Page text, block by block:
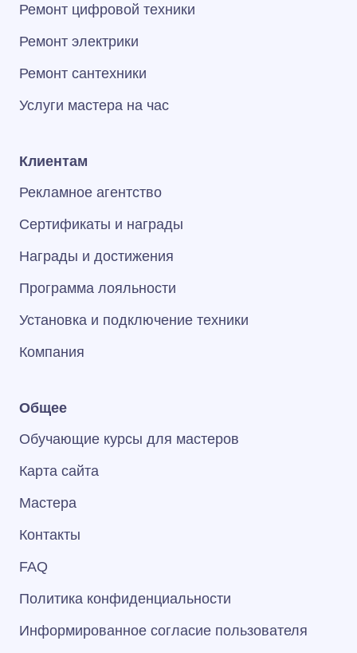
Ремонт цифровой техники
Ремонт электрики
Ремонт сантехники
Услуги мастера на час
Клиентам
Рекламное агентство
Сертификаты и награды
Награды и достижения
Программа лояльности
Установка и подключение техники
Компания
Общее
Обучающие курсы для мастеров
Карта сайта
Мастера
Контакты
FAQ
Политика конфиденциальности
Информированное согласие пользователя